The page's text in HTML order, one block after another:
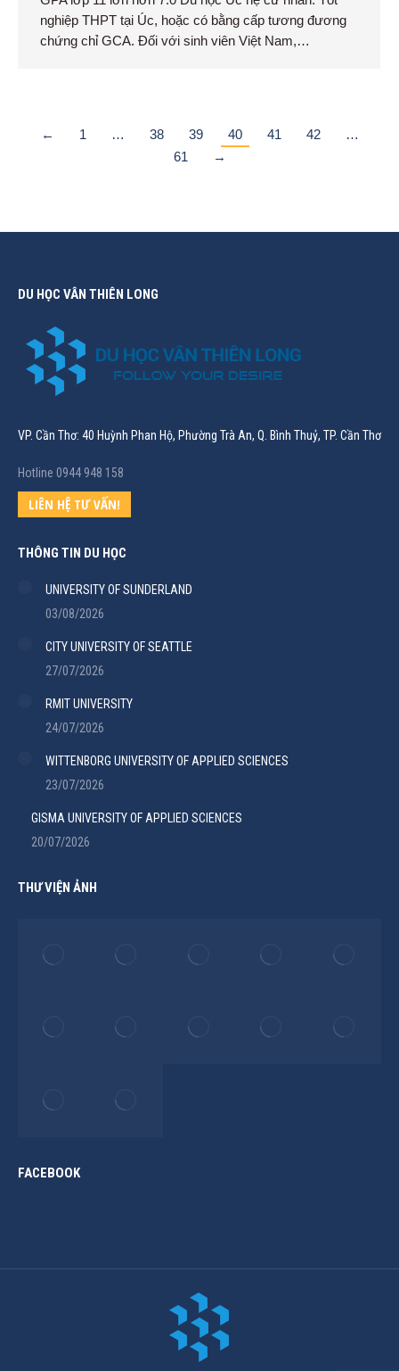
nghiệp THPT tại Úc, hoặc có bằng cấp tương đương
chứng chỉ GCA. Đối với sinh viên Việt Nam,…
← 1 … 38 39 40 41 42
…
61
→
DU HỌC VÂN THIÊN LONG
VP. Cần Thơ: 40 Huỳnh Phan Hộ, Phường Trà An, Q. Bình Thuỷ, TP. Cần Thơ
Hotline 0944 948 158
LIÊN HỆ TƯ VẤN!
THÔNG TIN DU HỌC
UNIVERSITY OF SUNDERLAND
03/08/2026
CITY UNIVERSITY OF SEATTLE
27/07/2026
RMIT UNIVERSITY
24/07/2026
WITTENBORG UNIVERSITY OF APPLIED SCIENCES
23/07/2026
GISMA UNIVERSITY OF APPLIED SCIENCES
20/07/2026
THƯ VIỆN ẢNH
FACEBOOK